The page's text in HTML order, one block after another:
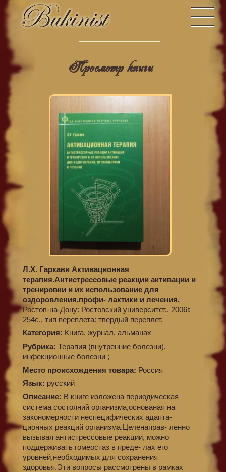
Просмотр книги
Л.Х. Гаркави Активационная
терапия.Антистрессовые реакции активации и
тренировки и их использование для
оздоровления,профи- лактики и лечения.
Ростов-на-Дону: Ростовский университет.. 2006г.
254с., тип переплета: твердый переплет.
Категория: Книга, журнал, альманах
Рубрика: Терапия (внутренние болезни),
инфекционные болезни ;
Место происхождения товара: Россия
Язык: русский
Описание: В книге изложена периодическая
система состояний организма,основаная на
закономерности неспецифических адапта-
ционных реакций организма.Целенаправ- ленно
вызывая антистрессовые реакции, можно
поддерживать гомеостаз в преде- лах его
уровней,необходимых для сохранения
здоровья.Эти вопросы рассмотрены в рамках